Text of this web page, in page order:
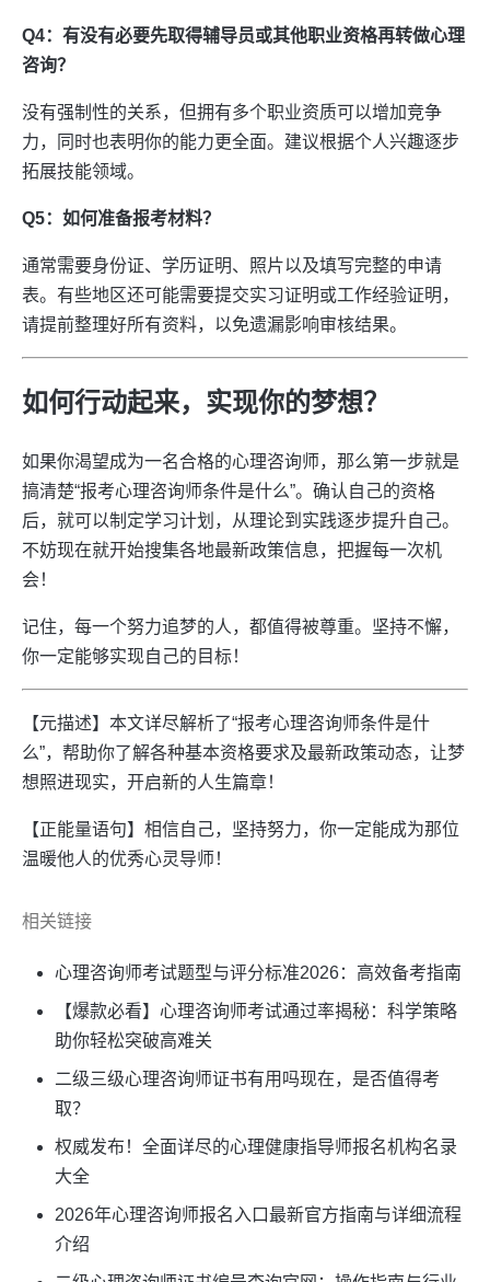
Q4：有没有必要先取得辅导员或其他职业资格再转做心理
咨询？
没有强制性的关系，但拥有多个职业资质可以增加竞争
力，同时也表明你的能力更全面。建议根据个人兴趣逐步
拓展技能领域。
Q5：如何准备报考材料？
通常需要身份证、学历证明、照片以及填写完整的申请
表。有些地区还可能需要提交实习证明或工作经验证明，
请提前整理好所有资料，以免遗漏影响审核结果。
如何行动起来，实现你的梦想？
如果你渴望成为一名合格的心理咨询师，那么第一步就是
搞清楚“报考心理咨询师条件是什么”。确认自己的资格
后，就可以制定学习计划，从理论到实践逐步提升自己。
不妨现在就开始搜集各地最新政策信息，把握每一次机
会！
记住，每一个努力追梦的人，都值得被尊重。坚持不懈，
你一定能够实现自己的目标！
【元描述】本文详尽解析了“报考心理咨询师条件是什
么”，帮助你了解各种基本资格要求及最新政策动态，让梦
想照进现实，开启新的人生篇章！
【正能量语句】相信自己，坚持努力，你一定能成为那位
温暖他人的优秀心灵导师！
相关链接
心理咨询师考试题型与评分标准2026：高效备考指南
【爆款必看】心理咨询师考试通过率揭秘：科学策略
助你轻松突破高难关
二级三级心理咨询师证书有用吗现在，是否值得考
取？
权威发布！全面详尽的心理健康指导师报名机构名录
大全
2026年心理咨询师报名入口最新官方指南与详细流程
介绍